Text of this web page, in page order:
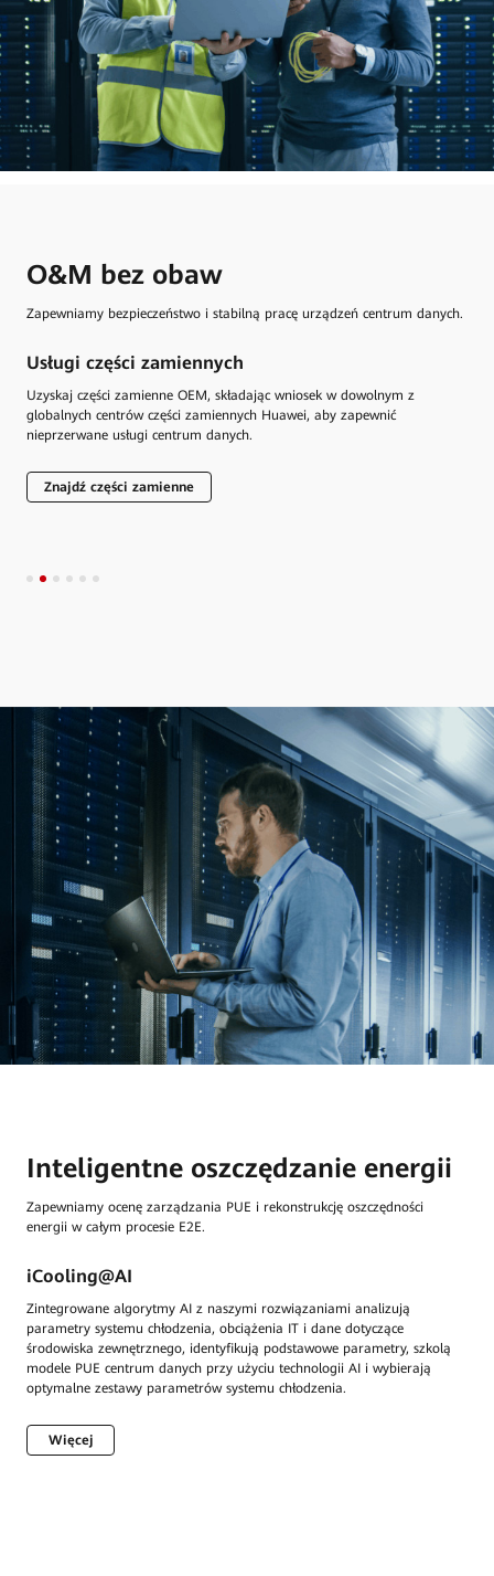
O&M bez obaw
Zapewniamy bezpieczeństwo i stabilną pracę urządzeń centrum danych.
Usługi części zamiennych
Uzyskaj części zamienne OEM, składając wniosek w dowolnym z
globalnych centrów części zamiennych Huawei, aby zapewnić
nieprzerwane usługi centrum danych.
Znajdź części zamienne
Inteligentne oszczędzanie energii
Zapewniamy ocenę zarządzania PUE i rekonstrukcję oszczędności
energii w całym procesie E2E.
iCooling@AI
Zintegrowane algorytmy AI z naszymi rozwiązaniami analizują
parametry systemu chłodzenia, obciążenia IT i dane dotyczące
środowiska zewnętrznego, identyfikują podstawowe parametry, szkolą
modele PUE centrum danych przy użyciu technologii AI i wybierają
optymalne zestawy parametrów systemu chłodzenia.
Więcej